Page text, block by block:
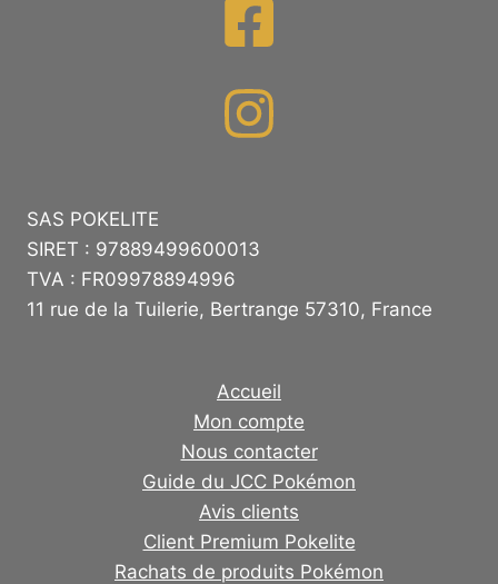
SAS POKELITE
SIRET : 97889499600013
TVA : FR09978894996
11 rue de la Tuilerie, Bertrange 57310, France
Accueil
Mon compte
Nous contacter
Guide du JCC Pokémon
Avis clients
Client Premium Pokelite
Rachats de produits Pokémon